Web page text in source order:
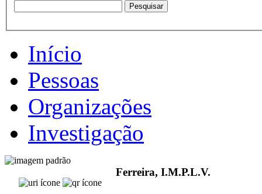
Início
Pessoas
Organizações
Investigação
Ferreira, I.M.P.L.V.